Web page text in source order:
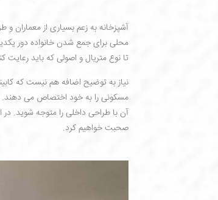
آشپزخانه به زعم بسیاری از معماران
محلی برای جمع شدن خانواده دور
تا نوع متریال و اصولی که باید
نیاز به توضیح اضافه هم نیست که
مسکونی را به خود اختصاص می دهند.
آن با طراحی داخلی را متوجه شوید.
صحبت خواهیم کرد.